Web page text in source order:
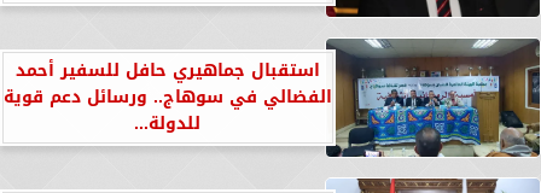
استقبال جماهيري حافل للسفير أحمد
الفضالي في سوهاج.. ورسائل دعم قوية
للدولة...